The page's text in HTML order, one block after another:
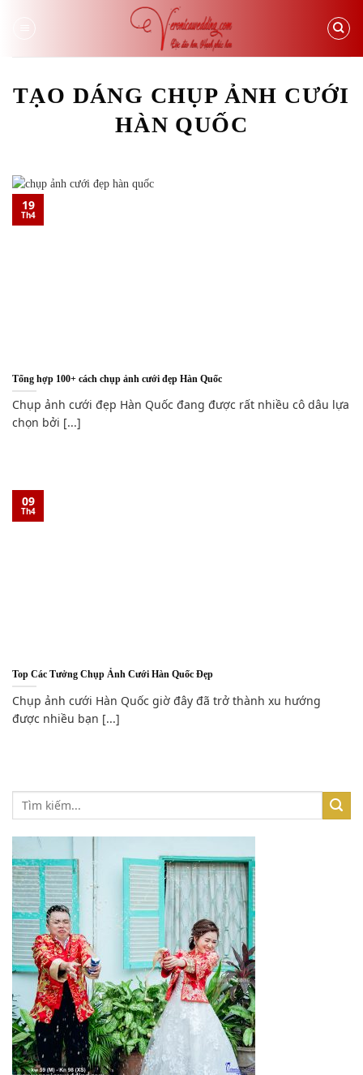
TẠO DÁNG CHỤP ẢNH CƯỚI
HÀN QUỐC
Tổng hợp 100+ cách chụp ảnh cưới đẹp Hàn Quốc
Chụp ảnh cưới đẹp Hàn Quốc đang được rất nhiều cô dâu lựa
chọn bởi [...]
19
Th4
Top Các Tưởng Chụp Ảnh Cưới Hàn Quốc Đẹp
Chụp ảnh cưới Hàn Quốc giờ đây đã trở thành xu hướng
được nhiều bạn [...]
09
Th4